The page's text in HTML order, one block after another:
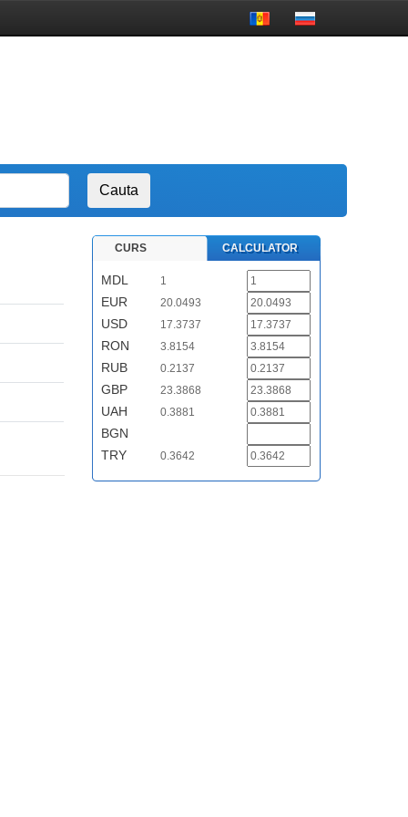
CURS CALCULATOR
MDL 1
EUR 20.0493
USD 17.3737
RON 3.8154
RUB 0.2137
GBP 23.3868
UAH 0.3881
BGN
TRY
0.3642